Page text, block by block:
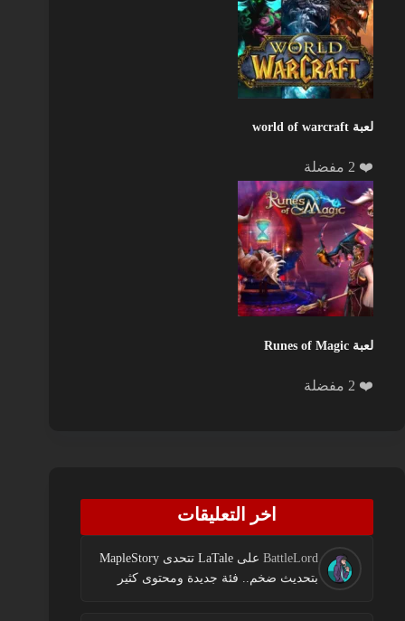
لعبة world of warcraft
❤️ 2 مفضلة
لعبة Runes of Magic
❤️ 2 مفضلة
اخر التعليقات
BattleLord على
LaTale تتحدى MapleStory
بتحديث ضخم.. فئة جديدة ومحتوى كثير